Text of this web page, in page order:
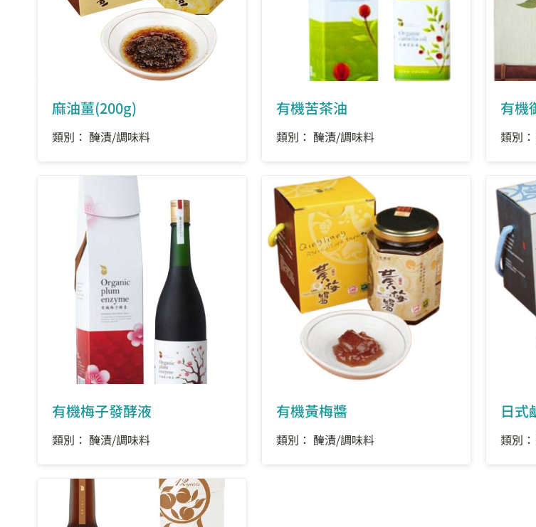
麻油薑(200g)
類別： 醃漬/調味料
有機苦茶油
類別： 醃漬/調味料
有機
類別
有機梅子發酵液
類別： 醃漬/調味料
有機黃梅醬
類別： 醃漬/調味料
日式
類別